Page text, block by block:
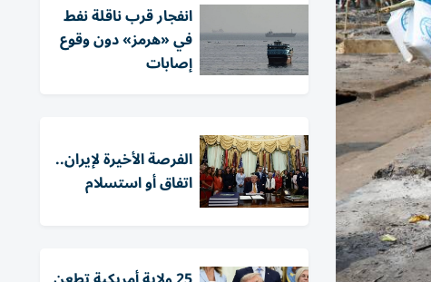
انفجار قرب ناقلة نفط
في «هرمز» دون وقوع
إصابات
الفرصة الأخيرة لإيران..
اتفاق أو استسلام